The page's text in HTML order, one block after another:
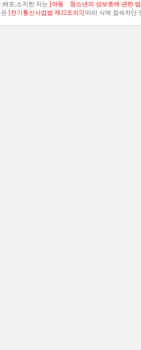
배포,소지한 자는 [아동ㆍ청소년의 성보호에 관한
[전기통신사업법 제22조의5] 따라 삭제.접속차단